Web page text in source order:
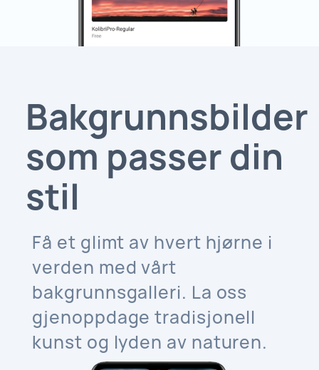
Bakgrunnsbilder
som passer din
stil
Få et glimt av hvert hjørne i
verden med vårt
bakgrunnsgalleri. La oss
gjenoppdage tradisjonell
kunst og lyden av naturen.